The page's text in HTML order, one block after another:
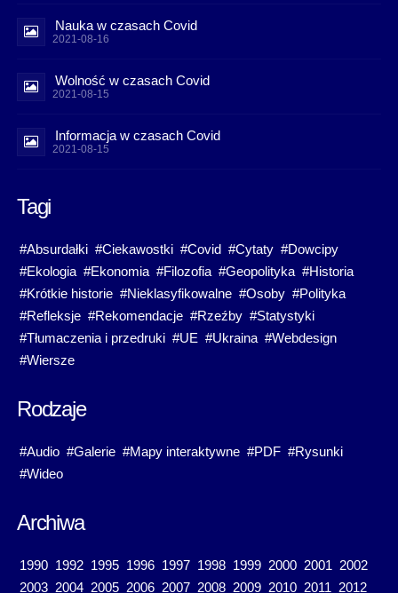
Nauka w czasach Covid
2021-08-16
Wolność w czasach Covid
2021-08-15
Informacja w czasach Covid
2021-08-15
Tagi
#Absurdałki #Ciekawostki #Covid #Cytaty #Dowcipy
#Ekologia #Ekonomia #Filozofia #Geopolityka #Historia
#Krótkie historie #Nieklasyfikowalne #Osoby #Polityka
#Refleksje #Rekomendacje #Rzeźby #Statystyki
#Tłumaczenia i przedruki #UE #Ukraina #Webdesign
#Wiersze
Rodzaje
#Audio #Galerie #Mapy interaktywne #PDF #Rysunki
#Wideo
Archiwa
1990 1992 1995 1996 1997 1998 1999 2000 2001 2002
2003 2004 2005 2006 2007 2008 2009 2010 2011 2012